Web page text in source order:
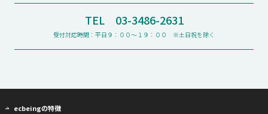
TEL 03-3486-2631
受付対応時間：平日９：００〜１９：００ ※土日祝を除く
ecbeingの特徴